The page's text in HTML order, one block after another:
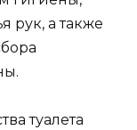
рук, а также
туалета